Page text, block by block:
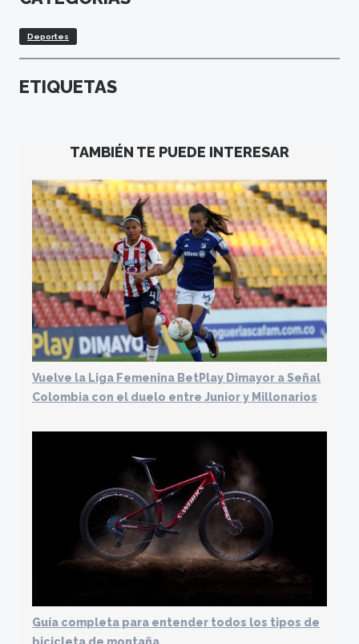
Deportes
ETIQUETAS
TAMBIÉN TE PUEDE INTERESAR
Vuelve la Liga Femenina BetPlay Dimayor a Señal
Colombia con el duelo entre Junior y Millonarios
Guía completa para entender todos los tipos de